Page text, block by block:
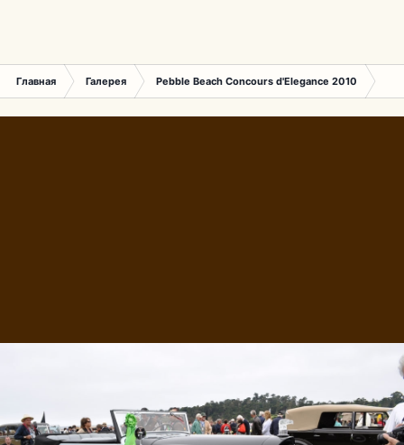
Главная Галерея Pebble Beach Concours d'Elegance 2010